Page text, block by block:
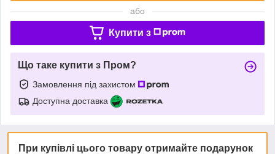
або
Купити з
Що таке купити з Пром?
Замовлення під захистом
Доступна доставка
При купівлі цього товару отримайте подарунок